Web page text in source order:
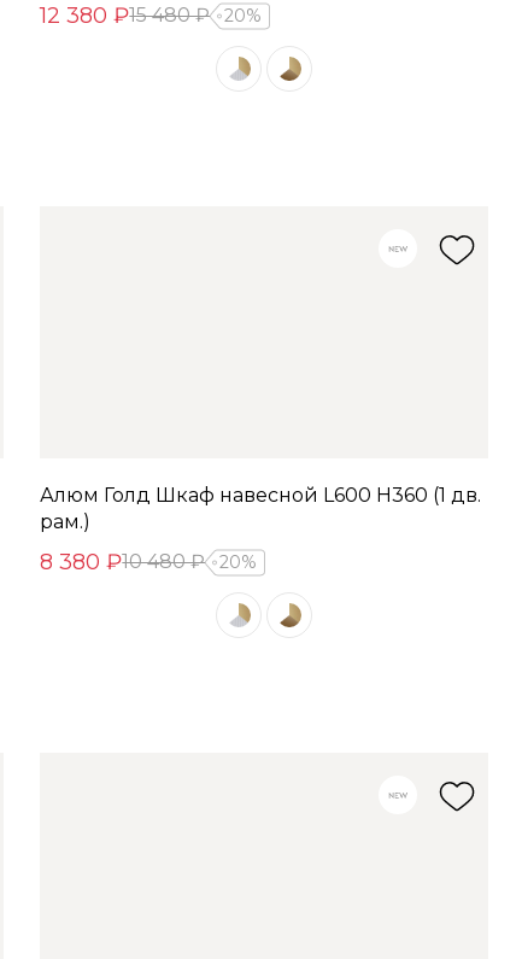
12 380 ₽15 480 ₽ 20%
Алюм Голд Шкаф навесной L600 Н360 (1 дв.
рам.)
8 380 ₽10 480 ₽ 20%